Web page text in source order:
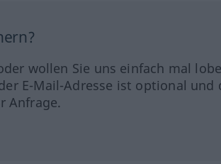
wollen Sie uns einfach mal
E-Mail-Adresse ist optional und
Anfrage.